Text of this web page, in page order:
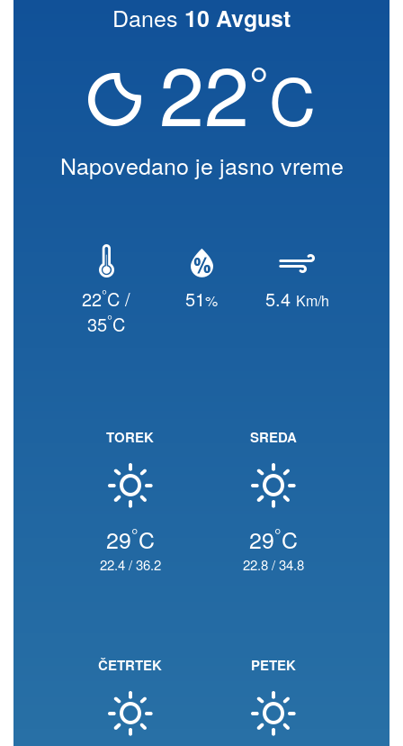
Danes 10 Avgust
22°C
Napovedano je jasno vreme
22°C /
35°C
51% 5.4 Km/h
TOREK
29°C
22.4/36.2
SREDA
29°C
22.8/34.8
ČETRTEK PETEK